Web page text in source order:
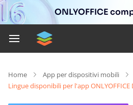
ONLYOFFICE
Home App per dispositivi mobili
Lingue disponibili per l'app